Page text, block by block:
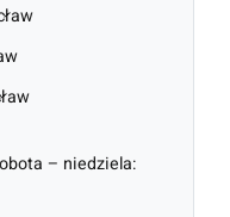
– niedziela: